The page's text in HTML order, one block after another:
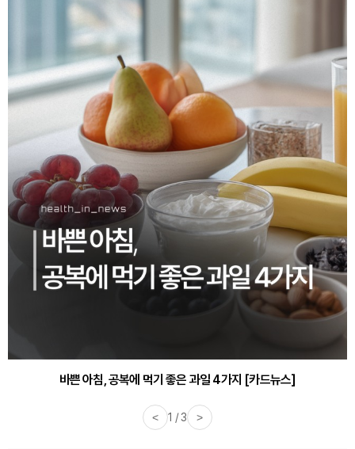
바쁜 아침, 공복에 먹기 좋은 과일 4가지 [카드뉴스]
< 1 / 3 >